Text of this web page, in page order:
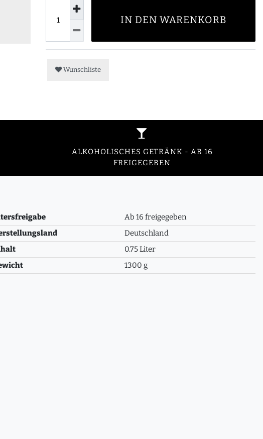
IN DEN WARENKORB
Wunschliste
ALKOHOLISCHES GETRÄNK - AB 16
FREIGEGEBEN
Ab 16 freigegeben
Deutschland
0.75 Liter
1300 g